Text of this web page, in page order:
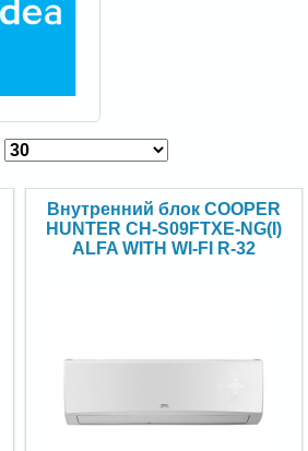
Внутренний блок COOPER
HUNTER CH-S09FTXE-NG(I)
ALFA WITH WI-FI R-32